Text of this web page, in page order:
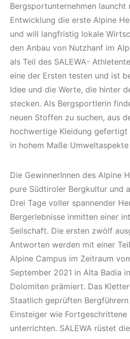
Bergsportunternehmen launcht
Entwicklung die erste Alpine
und will langfristig lokale
den Anbau von Nutzhanf im
als Teil des SALEWA-
eine der Ersten testen und ist
Idee und die Werte, die hinter
stecken. Als Bergsportlerin
neuen Stoffen zu suchen, aus
hochwertige Kleidung
in hohem Maße
Die GewinnerInnen des Alpine
pure Südtiroler Bergkultur und
Drei Tage voller spannender
Bergerlebnisse inmitten einer
Seilschaft. Die ersten zwölf
Antworten werden mit einer
Alpine Campus im Zeitraum
September 2021 in Alta Badia
Dolomiten prämiert. Das
Staatlich geprüften
Einsteiger wie
unterrichten. SALEWA rüstet